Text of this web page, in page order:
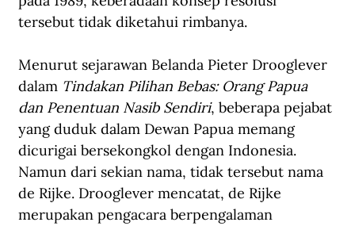
tersebut tidak diketahui rimbanya.
Menurut sejarawan Belanda Pieter Drooglever
dalam Tindakan Pilihan Bebas: Orang Papua
dan Penentuan Nasib Sendiri, beberapa pejabat
yang duduk dalam Dewan Papua memang
dicurigai bersekongkol dengan Indonesia.
Namun dari sekian nama, tidak tersebut nama
de Rijke. Drooglever mencatat, de Rijke
merupakan pengacara berpengalaman